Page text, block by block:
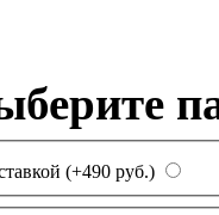
(+490 руб.)